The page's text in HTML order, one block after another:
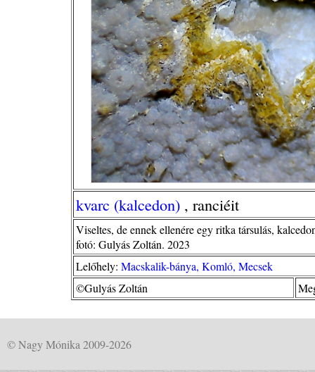
kvarc (kalcedon) , ranciéit
Viseltes, de ennek ellenére egy ritka társulás,
fotó: Gulyás Zoltán. 2023
Lelőhely: Macskalik-bánya, Komló, Mecsek
©Gulyás Zoltán
© Nagy Mónika 2009-2026